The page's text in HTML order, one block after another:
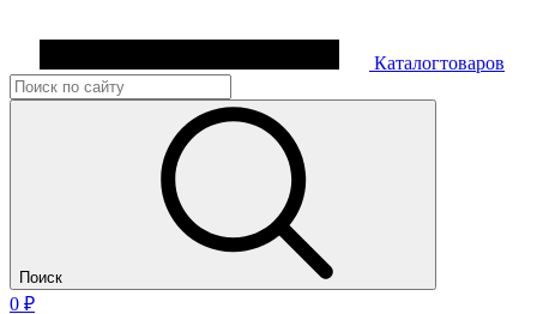
Каталогтоваров
Поиск
0 ₽